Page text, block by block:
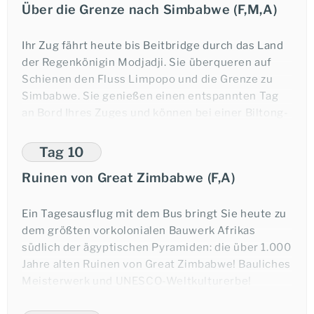
weiter gen Norden fortbewegt.
Übernachtung im Zug.
Über die Grenze nach Simbabwe (F,M,A)
Ihr Zug fährt heute bis Beitbridge durch das Land
der Regenkönigin Modjadji. Sie überqueren auf
Schienen den Fluss Limpopo und die Grenze zu
Simbabwe. Sie genießen einen entspannten Tag
an Bord Ihres Zuges und können bei einer Biltong-
luftgetrocknete Fleisch probieren.
Übernachtung im Zug.
Tag 10
Ruinen von Great Zimbabwe (F,A)
Ein Tagesausflug mit dem Bus bringt Sie heute zu
dem größten vorkolonialen Bauwerk Afrikas
südlich der ägyptischen Pyramiden: die über 1.000
Jahre alten Ruinen von Great Zimbabwe! Bauliches
Meisterwerk und UNESCO-Weltkulturerbe!
Anfrage-Formular
E-Mail